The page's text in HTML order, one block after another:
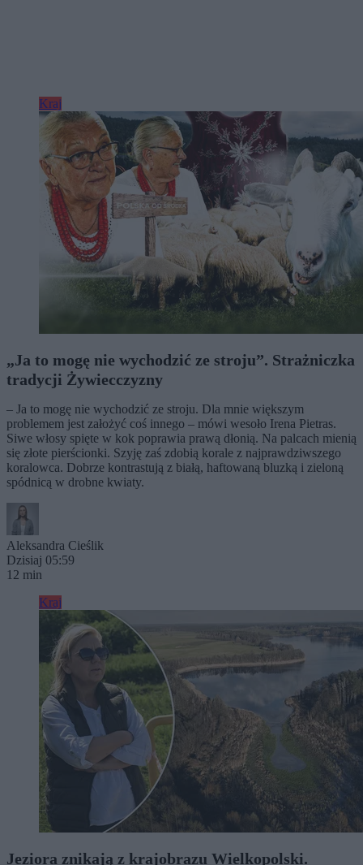
Kraj
„Ja to mogę nie wychodzić ze stroju”. Strażniczka
tradycji Żywiecczyzny
– Ja to mogę nie wychodzić ze stroju. Dla mnie większym
problemem jest założyć coś innego – mówi wesoło Irena Pietras.
Siwe włosy spięte w kok poprawia prawą dłonią. Na palcach mienią
się złote pierścionki. Szyję zaś zdobią korale z najprawdziwszego
koralowca. Dobrze kontrastują z białą, haftowaną bluzką i zieloną
spódnicą w drobne kwiaty.
Aleksandra Cieślik
Dzisiaj 05:59
12 min
Kraj
Jeziora znikają z krajobrazu Wielkopolski.